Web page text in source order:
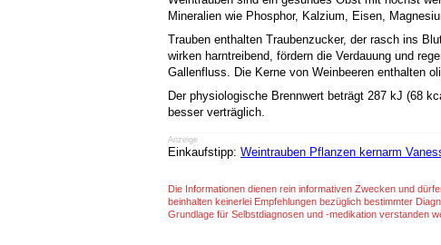
Mineralien wie Phosphor, Kalzium, Eisen,
Trauben enthalten Traubenzucker, der rasch ins
wirken harntreibend, fördern die Verdauung und
Gallenfluss. Die Kerne von Weinbeeren enthalten
Der physiologische Brennwert beträgt 287 kJ (68
besser verträglich.
Anzeige
Einkaufstipp: Weintrauben Pflanzen kernarm
Die Informationen dienen rein informativen Zwecken und
beinhalten keinerlei Empfehlungen bezüglich bestimmter
Grundlage für Selbstdiagnosen und -medikation verstanden